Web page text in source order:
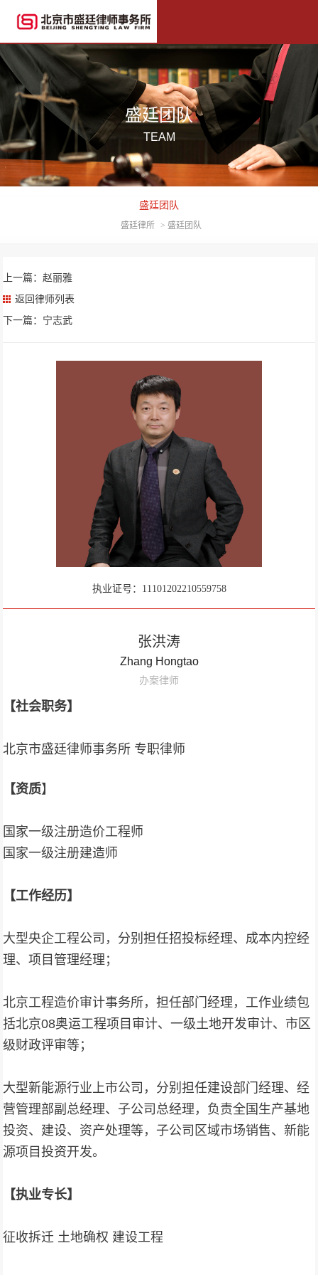
盛廷团队
TEAM
盛廷团队
盛廷律所 > 盛廷团队
上一篇：赵丽雅
返回律师列表
下一篇：宁志武
执业证号：11101202210559758
张洪涛
Zhang Hongtao
办案律师
【社会职务】
北京市盛廷律师事务所 专职律师
【资质】
国家一级注册造价工程师
国家一级注册建造师
【工作经历】
大型央企工程公司，分别担任招投标经理、成本内控经
理、项目管理经理；
北京工程造价审计事务所，担任部门经理，工作业绩包
括北京08奥运工程项目审计、一级土地开发审计、市区
级财政评审等；
大型新能源行业上市公司，分别担任建设部门经理、经
营管理部副总经理、子公司总经理，负责全国生产基地
投资、建设、资产处理等，子公司区域市场销售、新能
源项目投资开发。
【执业专长】
征收拆迁 土地确权 建设工程